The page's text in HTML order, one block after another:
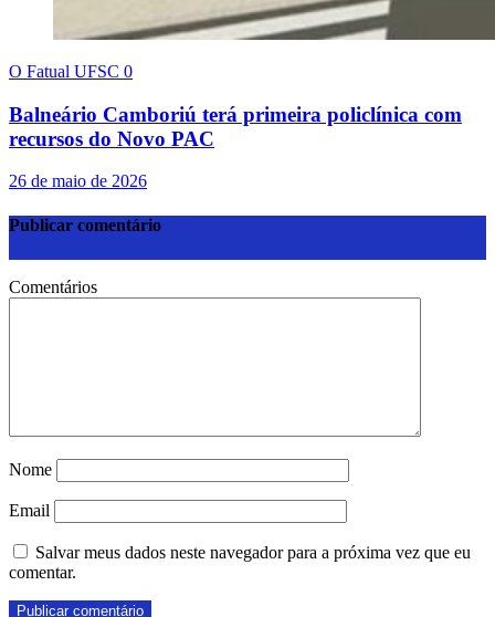
O Fatual UFSC 0
Balneário Camboriú terá primeira policlínica com
recursos do Novo PAC
26 de maio de 2026
Publicar comentário
Comentários
Nome
Email
Salvar meus dados neste navegador para a próxima vez que eu
comentar.